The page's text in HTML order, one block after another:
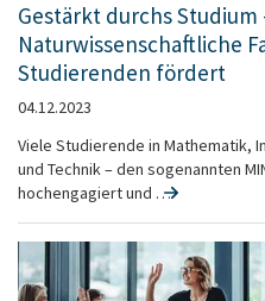
Gestärkt durchs Studium
Naturwissenschaftliche
Studierenden fördert
04.12.2023
Viele Studierende in Mathematik,
und Technik – den sogenannten
hochengagiert und …